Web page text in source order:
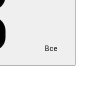
Все